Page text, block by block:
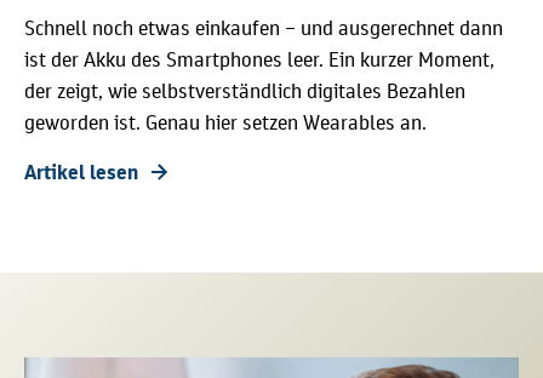
Schnell noch etwas einkaufen – und ausgerechnet dann
ist der Akku des Smartphones leer. Ein kurzer Moment,
der zeigt, wie selbstverständlich digitales Bezahlen
geworden ist. Genau hier setzen Wearables an.
Artikel lesen